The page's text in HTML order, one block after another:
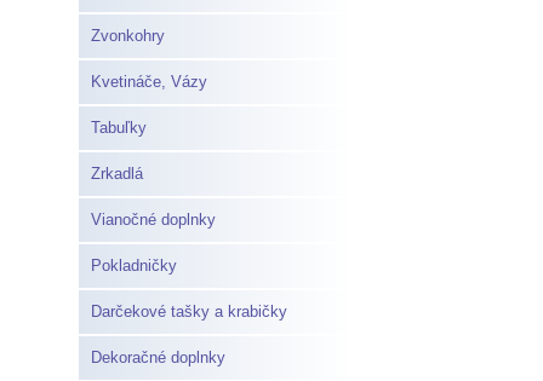
Zvonkohry
Kvetináče, Vázy
Tabuľky
Zrkadlá
Vianočné doplnky
Pokladničky
Darčekové tašky a krabičky
Dekoračné doplnky